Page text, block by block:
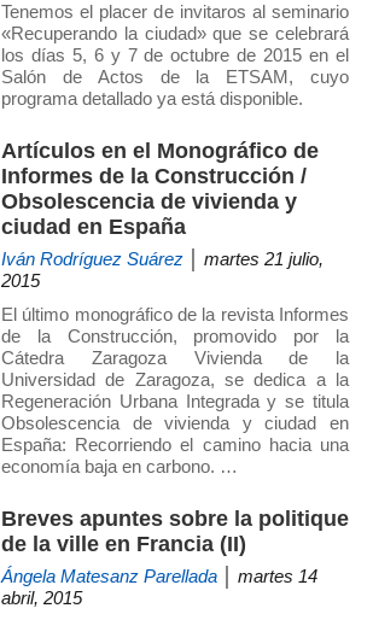
Tenemos el placer de invitaros al seminario
«Recuperando la ciudad» que se celebrará
los días 5, 6 y 7 de octubre de 2015 en el
Salón de Actos de la ETSAM, cuyo
programa detallado ya está disponible.
Artículos en el Monográfico de
Informes de la Construcción /
Obsolescencia de vivienda y
ciudad en España
Iván Rodríguez Suárez │ martes 21 julio,
2015
El último monográfico de la revista Informes
de la Construcción, promovido por la
Cátedra Zaragoza Vivienda de la
Universidad de Zaragoza, se dedica a la
Regeneración Urbana Integrada y se titula
Obsolescencia de vivienda y ciudad en
España: Recorriendo el camino hacia una
economía baja en carbono. …
Breves apuntes sobre la politique
de la ville en Francia (II)
Ángela Matesanz Parellada │ martes 14
abril, 2015